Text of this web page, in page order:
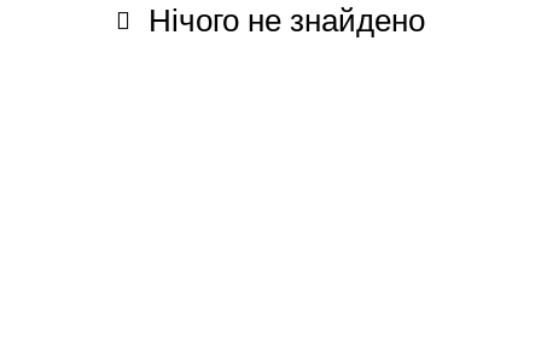
Нічого не знайдено